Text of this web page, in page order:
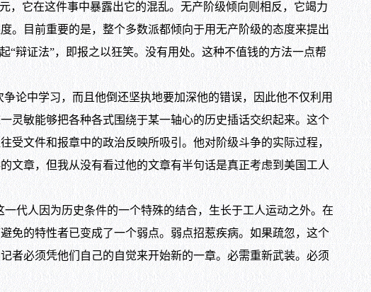
，它在这件事中暴露出它的混乱。无产阶级倾向则相反，它竭力
。目前重要的是，整个多数派都倾向于用无产阶级的态度来提出
“辩证法”，即报之以狂笑。没有用处。这种不值钱的方法一点帮
中学习，而且他倒还坚执地要加深他的错误，因此他不仅利用
灵敏能够把各种各式围绕于某一轴心的历史插话交织起来。这个
文件和报章中的政治反映所吸引。他对阶级斗争的实际过程，
文章，但我从没有看过他的文章有半句话是真正考虑到美国工人
人因为历史条件的一个特殊的结合，生长于工人运动之外。在
免的特性者已变成了一个弱点。弱点招惹疾病。如果疏忽，这个
者必须凭他们自己的自觉来开始新的一章。必需重新武装。必须